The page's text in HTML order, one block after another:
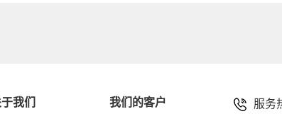
我们 我们的客户 服务